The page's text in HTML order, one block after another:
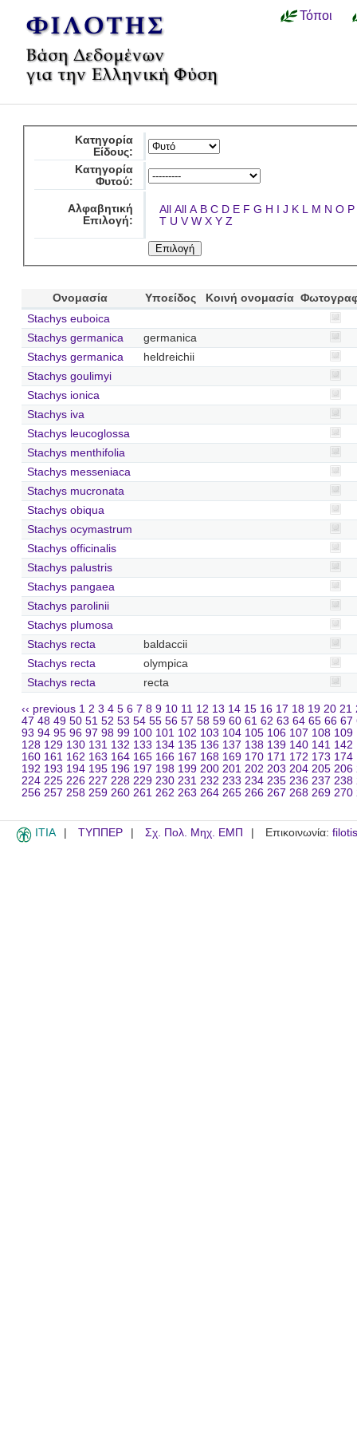
Τόποι
Κατηγορία
Είδους:
Κατηγορία
Φυτού:
Αλφαβητική
Επιλογή:
All All A B C D E F G H I J K L M N O P
T U V W X Y Z
Ονομασία Υποείδος Κοινή ονομασία
Stachys euboica
Stachys germanica
germanica
Stachys germanica
heldreichii
Stachys goulimyi
Stachys ionica
Stachys iva
Stachys leucoglossa
Stachys menthifolia
Stachys messeniaca
Stachys mucronata
Stachys obiqua
Stachys ocymastrum
Stachys officinalis
Stachys palustris
Stachys pangaea
Stachys parolinii
Stachys plumosa
Stachys recta
baldaccii
Stachys recta
olympica
Stachys recta
recta
‹‹ previous 1 2 3 4 5 6 7 8 9 10 11 12 13 14 15 16 17 18 19 20 21
47 48 49 50 51 52 53 54 55 56 57 58 59 60 61 62 63 64 65 66 67
93 94 95 96 97 98 99 100 101 102 103 104 105 106 107 108 109
128 129 130 131 132 133 134 135 136 137 138 139 140 141 142
160 161 162 163 164 165 166 167 168 169 170 171 172 173 174
192 193 194 195 196 197 198 199 200 201 202 203 204 205 206
224 225 226 227 228 229 230 231 232 233 234 235 236 237 238
256 257 258 259 260 261 262 263 264 265 266 267 268 269 270
ITIA ΤΥΠΠΕΡ Σχ. Πολ. Μηχ. ΕΜΠ Επικοινωνία: